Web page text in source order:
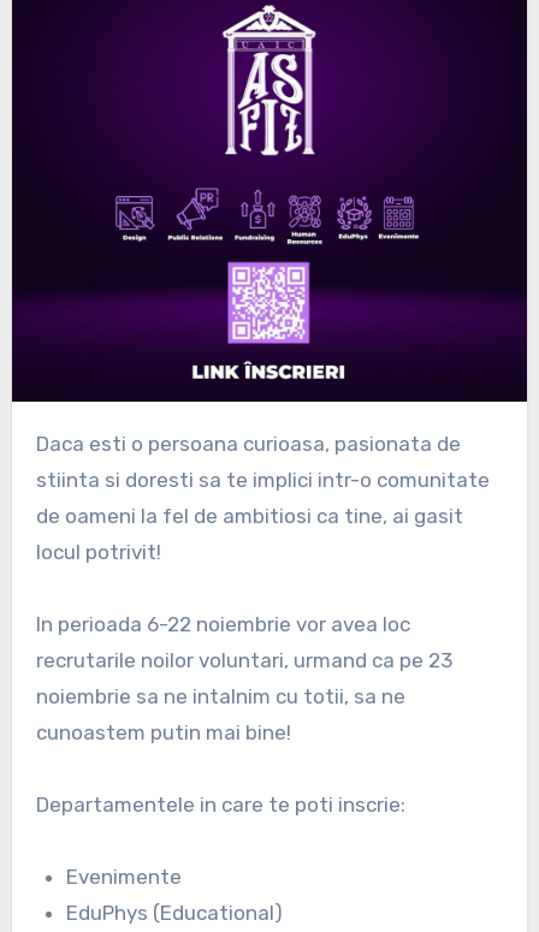
Daca esti o persoana curioasa, pasionata de
stiinta si doresti sa te implici intr-o comunitate
de oameni la fel de ambitiosi ca tine, ai gasit
locul potrivit!
In perioada 6-22 noiembrie vor avea loc
recrutarile noilor voluntari, urmand ca pe 23
noiembrie sa ne intalnim cu totii, sa ne
cunoastem putin mai bine!
Departamentele in care te poti inscrie:
Evenimente
EduPhys (Educational)